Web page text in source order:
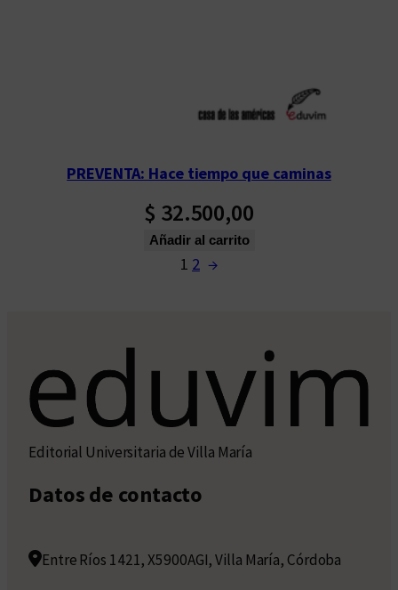
PREVENTA: Hace tiempo que caminas
$ 32.500,00
Añadir al carrito
1 2 →
Editorial Universitaria de Villa María
Datos de contacto
Entre Ríos 1421, X5900AGI, Villa María, Córdoba